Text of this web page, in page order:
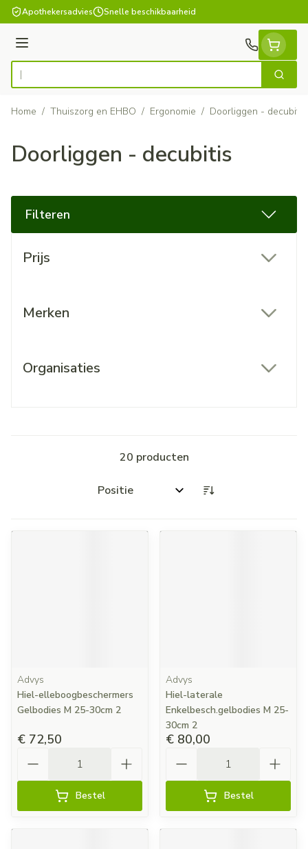
Ga naar de inhoud
Apothekersadvies Snelle beschikbaarheid
Menu
Product, merk, categorie... Zoek
Home / Thuiszorg en EHBO / Ergonomie / Doorliggen - decubitis
Doorliggen - decubitis
Filteren
Prijs
Merken
Organisaties
20 producten
Sorteer op:
Advys
Hiel-elleboogbeschermers
Gelbodies M 25-30cm 2
€ 72,50
Bestel
Advys
Hiel-laterale
Enkelbesch.gelbodies M 25-
30cm 2
€ 80,00
Bestel